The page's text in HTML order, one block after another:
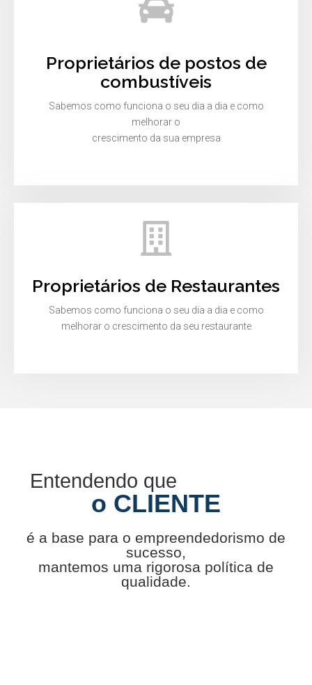
Proprietários de postos de
combustíveis
Sabemos como funciona o seu dia a dia e como
melhorar o
crescimento da sua empresa
Proprietários de Restaurantes
Sabemos como funciona o seu dia a dia e como
melhorar o crescimento da seu restaurante
Entendendo que
o CLIENTE
é a base para o empreendedorismo de
sucesso,
mantemos uma rigorosa política de
qualidade.